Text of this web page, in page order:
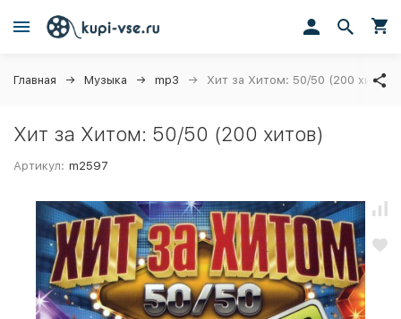
Главная Музыка mp3 Хит за Хитом: 50/50 (200 хитов)
Хит за Хитом: 50/50 (200 хитов)
Артикул: m2597